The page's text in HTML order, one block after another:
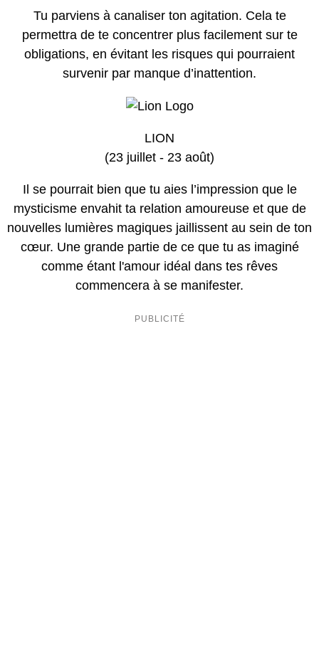
Tu parviens à canaliser ton agitation. Cela te
permettra de te concentrer plus facilement sur te
obligations, en évitant les risques qui pourraient
survenir par manque d’inattention.
LION
(23 juillet - 23 août)
Il se pourrait bien que tu aies l’impression que le
mysticisme envahit ta relation amoureuse et que de
nouvelles lumières magiques jaillissent au sein de ton
cœur. Une grande partie de ce que tu as imaginé
comme étant l'amour idéal dans tes rêves
commencera à se manifester.